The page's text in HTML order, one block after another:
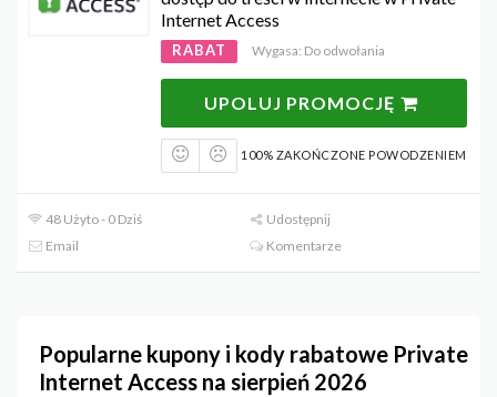
Internet Access
RABAT Wygasa: Do odwołania
UPOLUJ PROMOCJĘ
100% ZAKOŃCZONE POWODZENIEM
48 Użyto - 0 Dziś
Udostępnij
Email
Komentarze
Popularne kupony i kody rabatowe Private
Internet Access na sierpień 2026